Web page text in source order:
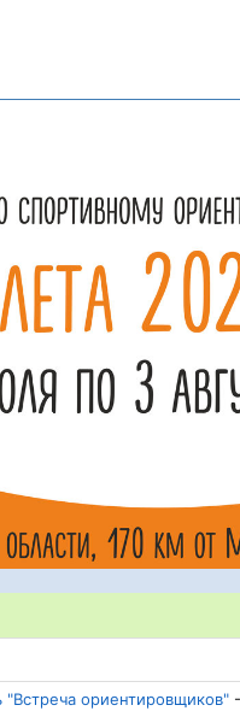
ориентировщиков"